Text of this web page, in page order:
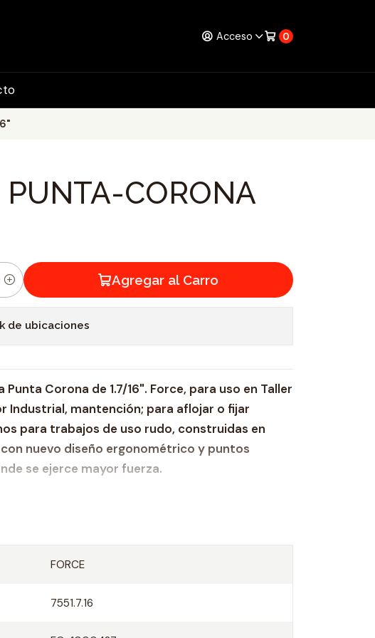
Acceso 0
PUNTA-CORONA
Agregar al Carro
de ubicaciones
Punta Corona de 1.7/16". Force, para uso en Taller
Industrial, mantención; para aflojar o fijar
para trabajos de uso rudo, construidas en
nuevo diseño ergonométrico y puntos
se ejerce mayor fuerza.
Métrica en rango de 1.1/2" – 9/16"
FORCE
7551.7.16